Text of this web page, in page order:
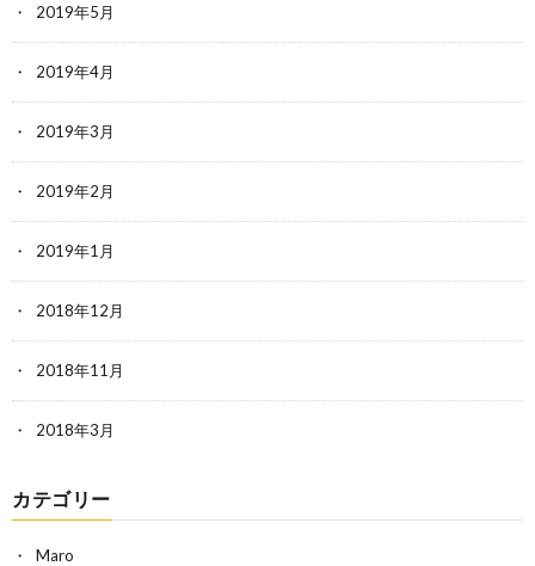
2019年5月
2019年4月
2019年3月
2019年2月
2019年1月
2018年12月
2018年11月
2018年3月
カテゴリー
Maro